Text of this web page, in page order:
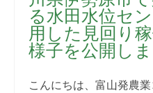
る水田水位セ
用した見回り
様子を公開し
こんにちは、富山発農